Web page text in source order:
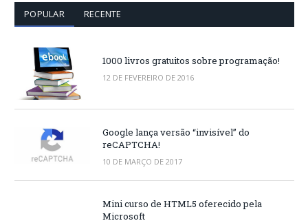
POPULAR RECENTE
1000 livros gratuitos sobre programação!
12 DE FEVEREIRO DE 2016
Google lança versão “invisível” do
reCAPTCHA!
10 DE MARÇO DE 2017
Mini curso de HTML5 oferecido pela
Microsoft